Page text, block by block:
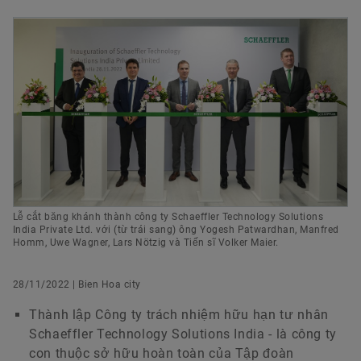
Bảo vệ Thương hiệu
Cuộc sống tại Schaeffler
Marketing & Communications Vietnam
Schaeffler Vietnam Co., Ltd
+84 null 3796 6021
quechi.tran@schaeffler.com
Đặt hàng ngay
Lễ cắt băng khánh thành công ty Schaeffler Technology Solutions
India Private Ltd. với (từ trái sang) ông Yogesh Patwardhan, Manfred
Homm, Uwe Wagner, Lars Nötzig và Tiến sĩ Volker Maier.
28/11/2022 | Bien Hoa city
Thành lập Công ty trách nhiệm hữu hạn tư nhân
Schaeffler Technology Solutions India - là công ty
con thuộc sở hữu hoàn toàn của Tập đoàn